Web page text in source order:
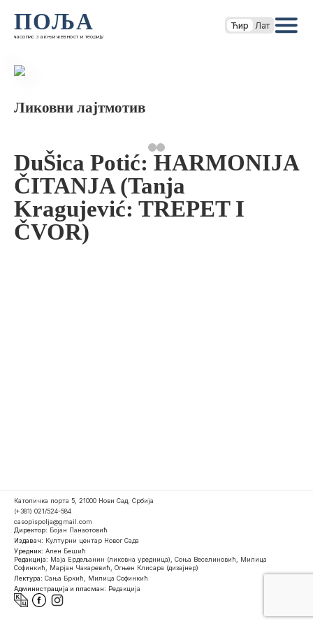
ПОЉА
часопис за књижевност и теорију
Ћир Лат
Ликовни лајтмотив
DuŠica Potić: HARMONIJA
ČITANJA (Tanja
Kragujević: TREPET I
ČVOR)
Католичка порта 5, 21000 Нови Сад, Србија
(+381) 021/524-584
casopispolja@gmail.com
Директор: Бојан Панаотовић
Издавач: Културни центар Новог Сада
Уредник: Ален Бешић
Редакција: Маја Ердељанин (ликовна уредница), Соња Веселиновић, Милица
Софинкић, Марјан Чакаревић, Огњен Клисара (дизајнер)
Лектура: Сања Бркић, Милица Софинкић
Администрација и пласман: Редакција